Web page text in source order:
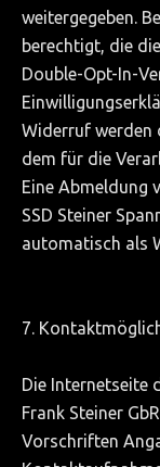
weitergegeben.
berechtigt, die
Double-Opt-In-
Widerruf werden
dem für die
Eine Abmeldung
SSD Steiner
automatisch als
7.
Die Internetseite
Frank Steiner
Vorschriften